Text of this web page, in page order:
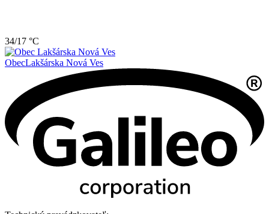
34/17 °C
ObecLakšárska Nová Ves